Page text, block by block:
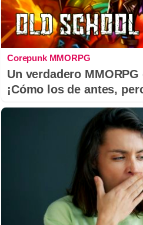
Corepunk MMORPG
Un verdadero
¡Cómo los de antes,